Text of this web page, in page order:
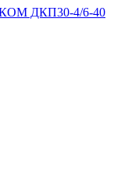
ДКП30-4/6-40